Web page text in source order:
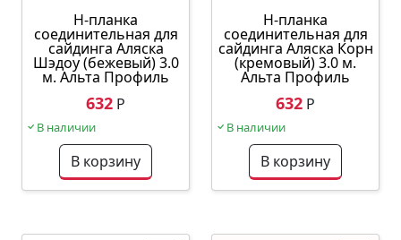
Н-планка
соединительная для
сайдинга Аляска
Шэдоу (бежевый) 3.0
м. Альта Профиль
632 Р
В наличии
В корзину
Н-планка
соединительная для
сайдинга Аляска Корн
(кремовый) 3.0 м.
Альта Профиль
632 Р
В наличии
В корзину